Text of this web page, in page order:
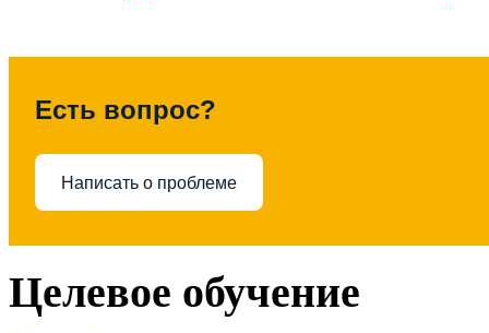
Есть вопрос?
Написать о проблеме
Целевое обучение